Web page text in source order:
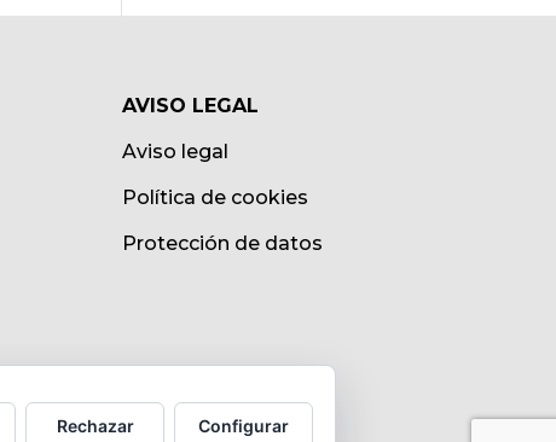
AVISO LEGAL
Aviso legal
Política de cookies
Protección de datos
Rechazar Configurar